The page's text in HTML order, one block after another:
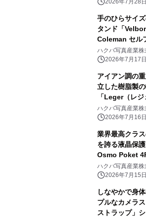
「III」タイプ
手のひらサイ
タンド「
Coleman セル
脚」を新発売！
ハクバ写真産業株
2026年7月17
アイアン調の
立した樹脂製
「Leger（レ
ハクバ写真産業株
2026年7月16
業界最高クラ
を誇る液晶保
Osmo Poket
売！
ハクバ写真産業株
2026年7月15
しなやかで身
プルなカメラ
ストラップ」